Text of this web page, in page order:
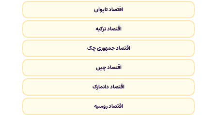
اقتصاد تایوان
اقتصاد ترکیه
اقتصاد جمهوری چک
اقتصاد چین
اقتصاد دانمارک
اقتصاد روسیه